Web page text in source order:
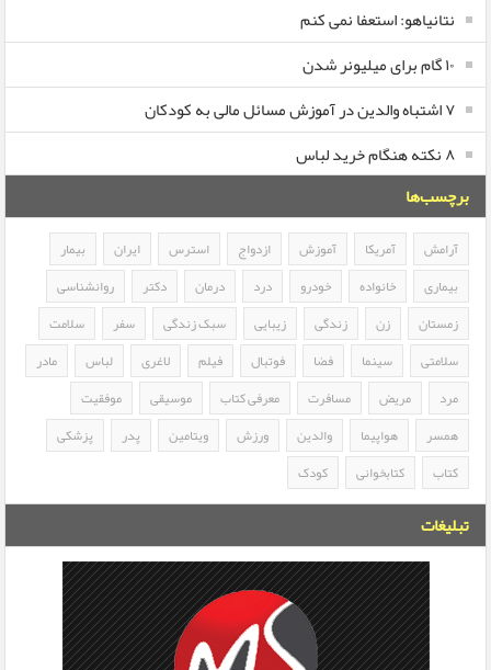
نتانیاهو: استعفا نمی کنم
۱۰ گام برای میلیونر شدن
۷ اشتباه والدین در آموزش مسائل مالی به کودکان
۸ نکته هنگام خرید لباس
برچسب‌ها
آرامش آمریکا آموزش ازدواج استرس ایران
بیمار
بیماری
خانواده خودرو درد درمان دکتر
روانشناسی
زمستان
زن زندگی زیبایی سبک زندگی سفر
سلامت
سلامتی
سینما فضا فوتبال فیلم لاغری لباس
مادر
مرد
مریض مسافرت معرفی کتاب موسیقی
موفقیت
همسر
هواپیما والدین ورزش ویتامین پدر
پزشکی
کتاب
کتابخوانی کودک
تبلیغات